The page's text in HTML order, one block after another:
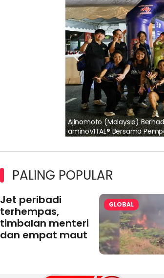
Maxim Malaysia dedah
pertama 2026
PALING POPULAR
Jet peribadi
terhempas,
timbalan menteri
dan empat maut
GLOBAL